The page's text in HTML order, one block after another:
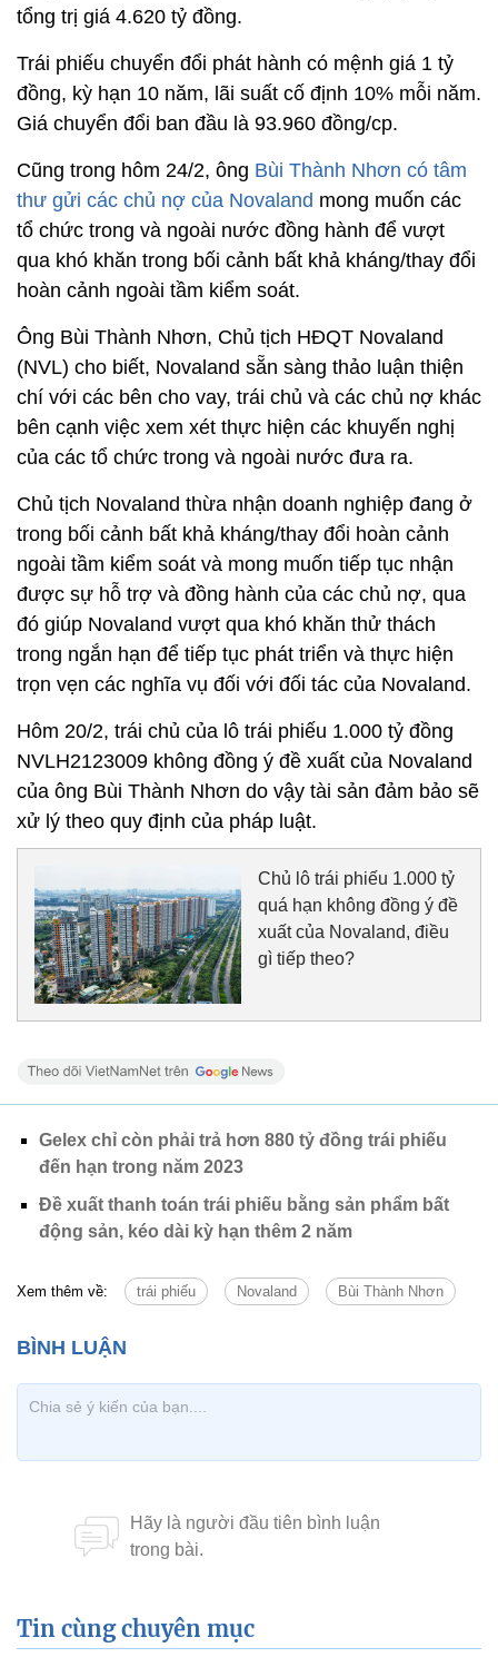
tổng trị giá 4.620 tỷ đồng.
Trái phiếu chuyển đổi phát hành có mệnh giá 1 tỷ
đồng, kỳ hạn 10 năm, lãi suất cố định 10% mỗi năm.
Giá chuyển đổi ban đầu là 93.960 đồng/cp.
Cũng trong hôm 24/2, ông Bùi Thành Nhơn có tâm
thư gửi các chủ nợ của Novaland mong muốn các
tổ chức trong và ngoài nước đồng hành để vượt
qua khó khăn trong bối cảnh bất khả kháng/thay đổi
hoàn cảnh ngoài tầm kiểm soát.
Ông Bùi Thành Nhơn, Chủ tịch HĐQT Novaland
(NVL) cho biết, Novaland sẵn sàng thảo luận thiện
chí với các bên cho vay, trái chủ và các chủ nợ khác
bên cạnh việc xem xét thực hiện các khuyến nghị
của các tổ chức trong và ngoài nước đưa ra.
Chủ tịch Novaland thừa nhận doanh nghiệp đang ở
trong bối cảnh bất khả kháng/thay đổi hoàn cảnh
ngoài tầm kiểm soát và mong muốn tiếp tục nhận
được sự hỗ trợ và đồng hành của các chủ nợ, qua
đó giúp Novaland vượt qua khó khăn thử thách
trong ngắn hạn để tiếp tục phát triển và thực hiện
trọn vẹn các nghĩa vụ đối với đối tác của Novaland.
Hôm 20/2, trái chủ của lô trái phiếu 1.000 tỷ đồng
NVLH2123009 không đồng ý đề xuất của Novaland
của ông Bùi Thành Nhơn do vậy tài sản đảm bảo sẽ
xử lý theo quy định của pháp luật.
Chủ lô trái phiếu 1.000 tỷ
quá hạn không đồng ý đề
xuất của Novaland, điều
gì tiếp theo?
Gelex chỉ còn phải trả hơn 880 tỷ đồng trái phiếu
đến hạn trong năm 2023
Đề xuất thanh toán trái phiếu bằng sản phẩm bất
động sản, kéo dài kỳ hạn thêm 2 năm
Xem thêm về: trái phiếu Novaland Bùi Thành Nhơn
Tin cùng chuyên mục